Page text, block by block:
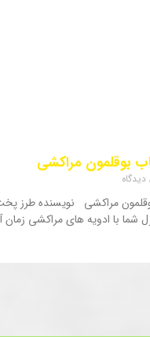
بوقلمون مراکشی
مراکشی نویسنده طرز
شما با ادویه های مراکشی زمان